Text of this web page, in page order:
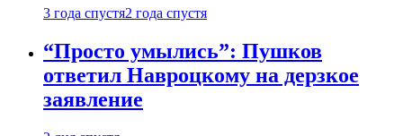
3 года спустя2 года спустя
“Просто умылись”: Пушков
ответил Навроцкому на дерзкое
заявление